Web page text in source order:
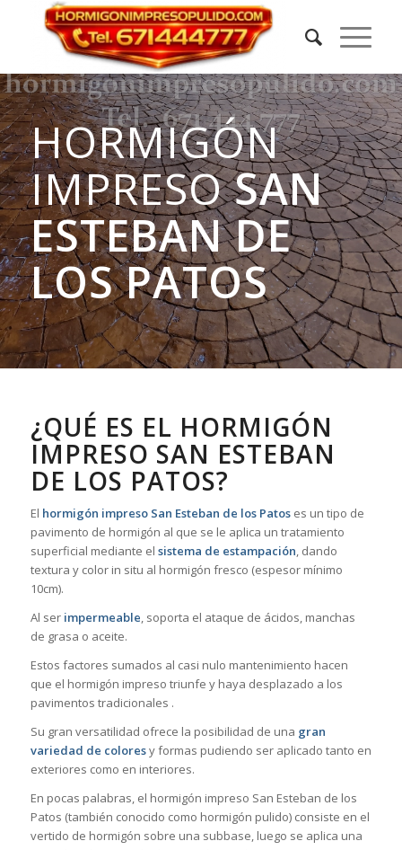
HORMIGÓN
IMPRESOSAN
ESTEBAN DE
LOS PATOS
¿QUÉ ES EL HORMIGÓN
IMPRESO SAN ESTEBAN
DE LOS PATOS?
El hormigón impreso San Esteban de los Patoses un tipo de
pavimento de hormigón al que se le aplica un tratamiento
superficial mediante el sistema de estampación, dando
textura y color in situ al hormigón fresco (espesor mínimo
10cm).
Al ser impermeable, soporta el ataque de ácidos, manchas
de grasa o aceite.
Estos factores sumados al casi nulo mantenimiento hacen
que el hormigón impreso triunfe y haya desplazado a los
pavimentos tradicionales .
Su gran versatilidad ofrece la posibilidad de una gran
variedad de coloresy formas pudiendo ser aplicado tanto en
exteriores como en interiores.
En pocas palabras, el hormigón impreso San Esteban de los
Patos (también conocido como hormigón pulido) consiste en el
vertido de hormigón sobre una subbase, luego se aplica una